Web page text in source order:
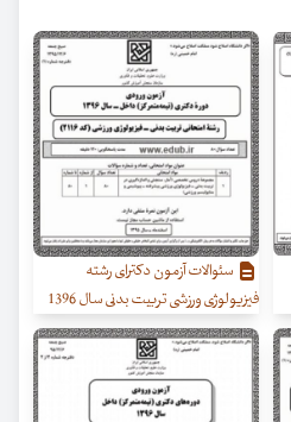
سئوالات آزمون دکترای رشته
فیزیولوژی ورزشی تربیت بدنی سال 1396